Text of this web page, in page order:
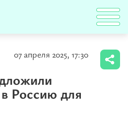
07 апреля 2025, 17:30
Россию для